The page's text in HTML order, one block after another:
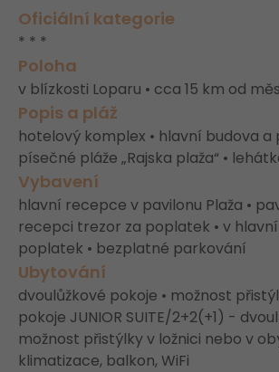
Oficiální kategorie
* * *
Poloha
v blízkosti Loparu • cca 15 km od
Popis a pláž
hotelový komplex • hlavní budova a
písečné pláže „Rajska plaža“ •
Vybavení
hlavní recepce v pavilonu Plaža •
recepci trezor za poplatek • v
poplatek • bezplatné parkování
Ubytování
dvoulůžkové pokoje • možnost
pokoje JUNIOR SUITE/2+2(+1) -
možnost přistýlky v ložnici nebo v
klimatizace, balkon, WiFi